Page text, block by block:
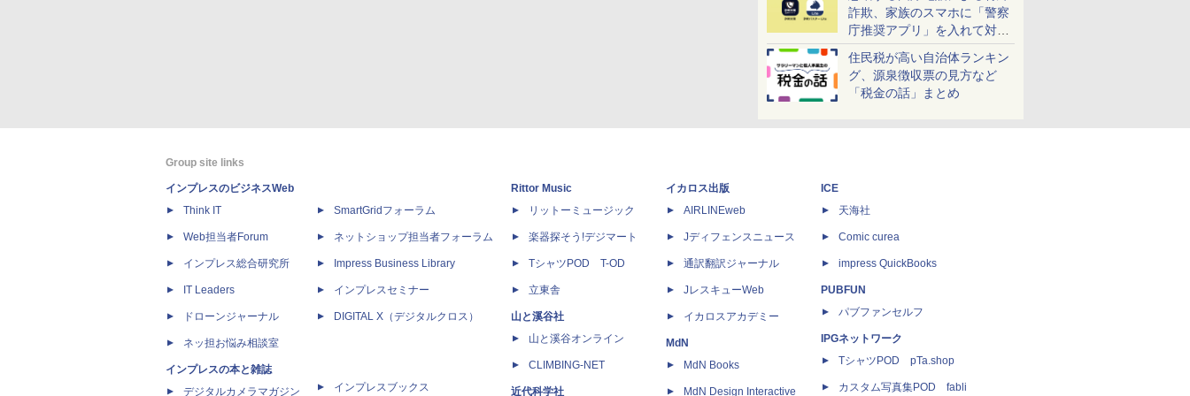
詐欺、家族のスマホに「警察
庁推奨アプリ」を入れて対策
しよう！
住民税が高い自治体ランキン
グ、源泉徴収票の見方など
「税金の話」まとめ
Group site links
インプレスのビジネスWeb
Think IT
Web担当者Forum
インプレス総合研究所
IT Leaders
ドローンジャーナル
ネッ担お悩み相談室
インプレスの本と雑誌
デジタルカメラマガジン
SmartGridフォーラム
ネットショップ担当者フォーラム
Impress Business Library
インプレスセミナー
DIGITAL X（デジタルクロス）
インプレスブックス
Rittor Music
リットーミュージック
楽器探そう!デジマート
TシャツPOD T-OD
立東舎
山と溪谷社
山と溪谷オンライン
CLIMBING-NET
近代科学社
イカロス出版
AIRLINEweb
Jディフェンスニュース
通訳翻訳ジャーナル
JレスキューWeb
イカロスアカデミー
MdN
MdN Books
MdN Design Interactive
ICE
天海社
Comic curea
impress QuickBooks
PUBFUN
パブファンセルフ
IPGネットワーク
TシャツPOD pTa.shop
カスタム写真集POD fabli